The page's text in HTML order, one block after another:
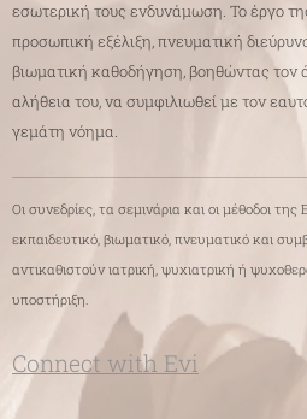
εσωτερική τους ενδυνάμωση. Το έργο
προσωπική εξέλιξη, πνευματική
βιωματική καθοδήγηση, βοηθώντας τον
αλήθεια του, να συμφιλιωθεί με τον
γεμάτη νόημα.
Οι συνεδρίες, τα σεμινάρια και οι μέθοδοι
εκπαιδευτικό, βιωματικό, πνευματικό και
αντικαθιστούν ιατρική, ψυχιατρική ή
υποστήριξη.
Connect with Evi